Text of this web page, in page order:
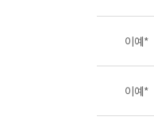
이예*
이예*